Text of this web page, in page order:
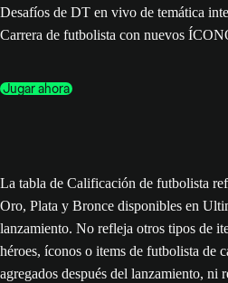
Desafíos de DT en vivo de temática
Carrera de futbolista con nuevos
Jugar ahora
La tabla de Calificación de futbolista
Oro, Plata y Bronce disponibles en
lanzamiento. No refleja otros tipos de
héroes, íconos o items de futbolista de
agregados después del lanzamiento, ni